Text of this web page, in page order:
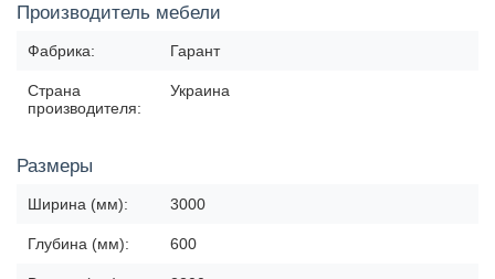
Производитель мебели
Фабрика: Гарант
Страна
производителя:
Украина
Размеры
Ширина (мм): 3000
Глубина (мм): 600